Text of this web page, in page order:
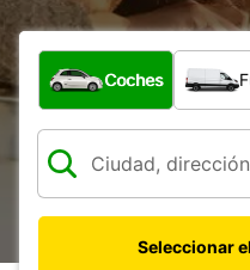
¿Qué tipo de vehículo?
Coches
Seleccionar